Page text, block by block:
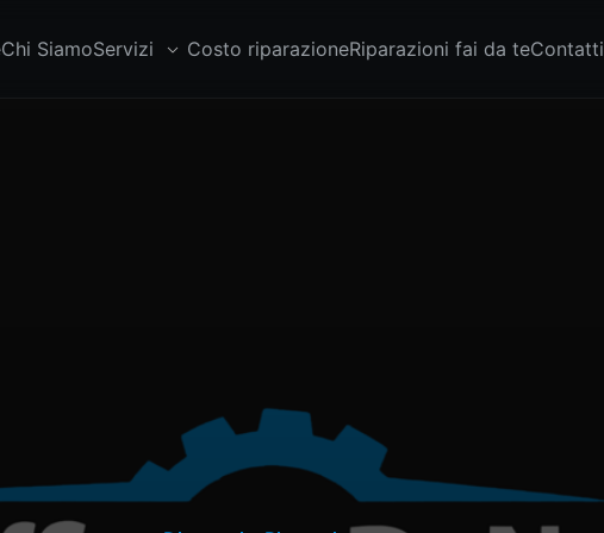
Chi SiamoServizi Costo riparazioneRiparazioni fai da teContatti